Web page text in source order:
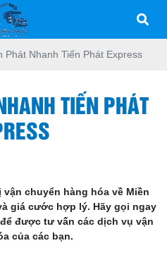
Phát Nhanh Tiến Phát Express
TIẾN PHÁT
vận chuyển hàng hóa về Miền
giá cước hợp lý. Hãy gọi ngay
được tư vấn các dịch vụ vận
của các bạn.